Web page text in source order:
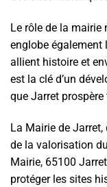
Le rôle de la mairie
englobe
allient histoire et
est la clé d’un
que Jarret
La Mairie de Jarret,
de la valorisation
Mairie, 65100
protéger les sites